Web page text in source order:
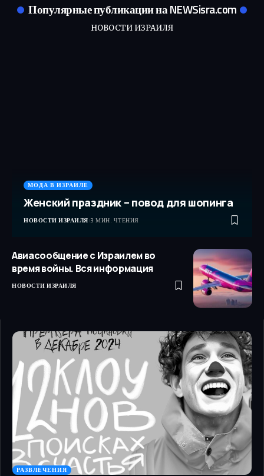
Популярные публикации на NEWSisra.com
НОВОСТИ ИЗРАИЛЯ
МОДА В ИЗРАИЛЕ
Женский праздник – повод для шопинга
НОВОСТИ ИЗРАИЛЯ 3 МИН. ЧТЕНИЯ
Авиасообщение с Израилем во
время войны. Вся информация
НОВОСТИ ИЗРАИЛЯ
РАЗВЛЕЧЕНИЯ